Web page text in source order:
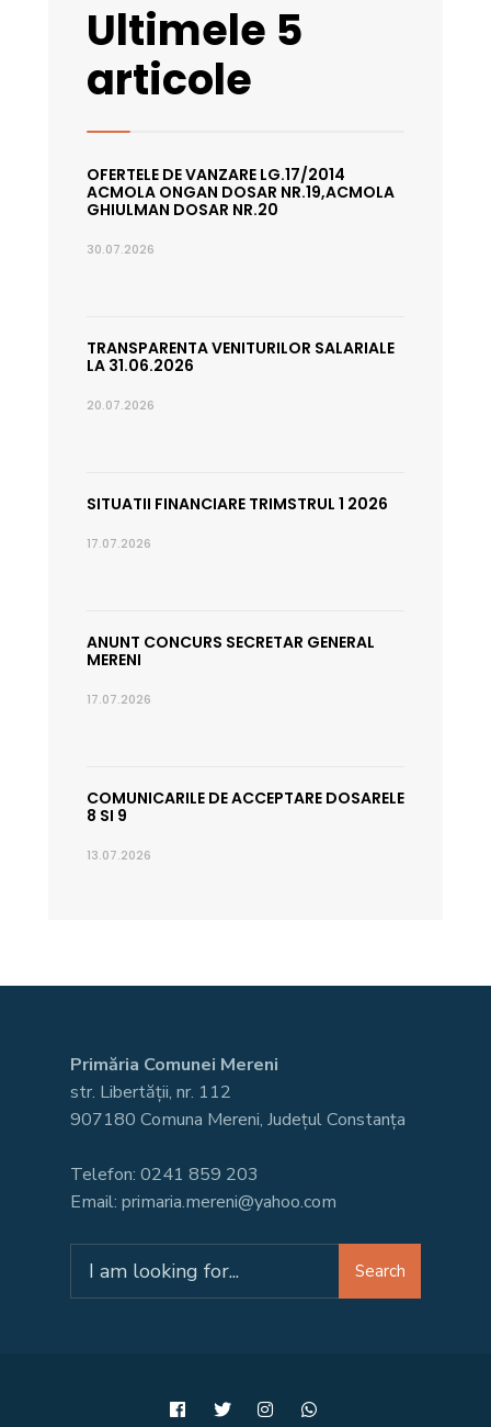
Ultimele 5
articole
OFERTELE DE VANZARE LG.17/2014
ACMOLA ONGAN DOSAR NR.19,ACMOLA
GHIULMAN DOSAR NR.20
30.07.2026
TRANSPARENTA VENITURILOR SALARIALE
LA 31.06.2026
20.07.2026
SITUATII FINANCIARE TRIMSTRUL 1 2026
17.07.2026
ANUNT CONCURS SECRETAR GENERAL
MERENI
17.07.2026
COMUNICARILE DE ACCEPTARE DOSARELE
8 SI 9
13.07.2026
Primăria Comunei Mereni
str. Libertății, nr. 112
907180 Comuna Mereni, Județul Constanța
Telefon: 0241 859 203
Email: primaria.mereni@yahoo.com
for:
Search